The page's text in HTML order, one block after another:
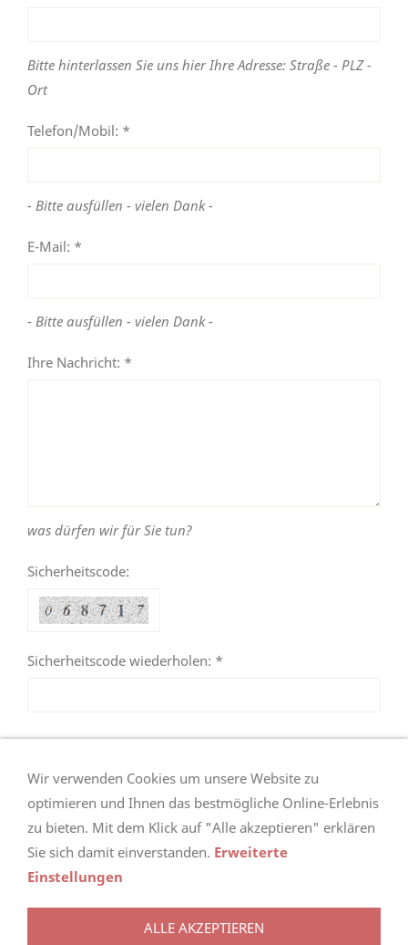
Bitte hinterlassen Sie uns hier Ihre Adresse: Straße - PLZ -
Ort
Telefon/Mobil: *
- Bitte ausfüllen - vielen Dank -
E-Mail: *
- Bitte ausfüllen - vielen Dank -
Ihre Nachricht: *
was dürfen wir für Sie tun?
Sicherheitscode:
Sicherheitscode wiederholen: *
nach oben
Wir verwenden Cookies um unsere Website zu
optimieren und Ihnen das bestmögliche Online-Erlebnis
zu bieten. Mit dem Klick auf "Alle akzeptieren" erklären
Sie sich damit einverstanden. Erweiterte
Einstellungen
ALLE AKZEPTIEREN